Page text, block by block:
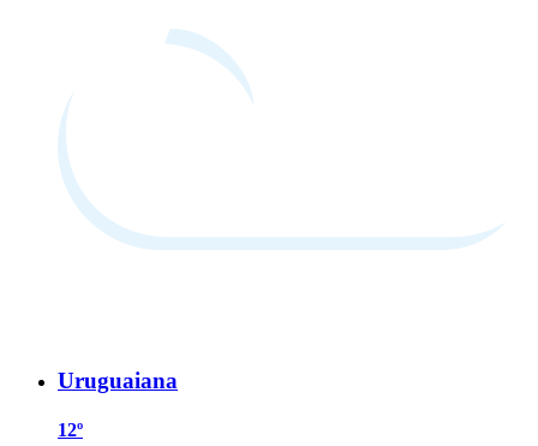
Uruguaiana
12º